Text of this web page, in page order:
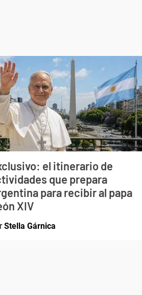
el itinerario de
que prepara
para recibir al papa
XIV
Stella Gárnica